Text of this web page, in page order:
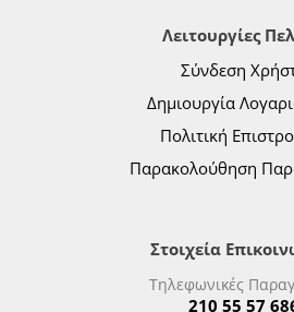
Λειτουργίες
Σύνδεση
Δημιουργία
Πολιτική
Παρακολούθηση
Στοιχεία
Τηλεφωνικές
210 55 57